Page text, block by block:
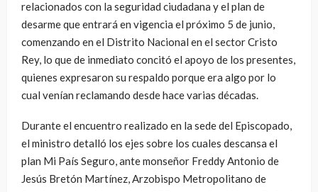
relacionados con la seguridad ciudadana y el plan de
desarme que entrará en vigencia el próximo 5 de junio,
comenzando en el Distrito Nacional en el sector Cristo
Rey, lo que de inmediato concitó el apoyo de los presentes,
quienes expresaron su respaldo porque era algo por lo
cual venían reclamando desde hace varias décadas.
Durante el encuentro realizado en la sede del Episcopado,
el ministro detalló los ejes sobre los cuales descansa el
plan Mi País Seguro, ante monseñor Freddy Antonio de
Jesús Bretón Martínez, Arzobispo Metropolitano de